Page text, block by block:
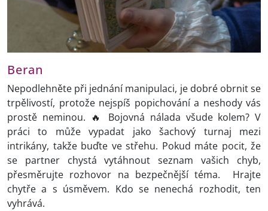
Beran
Nepodlehněte při jednání manipulaci, je dobré obrnit se
trpělivostí, protože nejspíš popichování a neshody vás
prostě neminou. 🔥 Bojovná nálada všude kolem? V
práci to může vypadat jako šachový turnaj mezi
intrikány, takže buďte ve střehu. Pokud máte pocit, že
se partner chystá vytáhnout seznam vašich chyb,
přesměrujte rozhovor na bezpečnější téma.
Hrajte
chytře a s úsměvem. Kdo se nenechá rozhodit, ten
vyhrává.